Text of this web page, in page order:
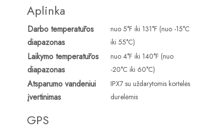
Aplinka
Darbo temperatūros
diapazonas
nuo 5°F iki 131°F (nuo -15°C
iki 55°C)
Laikymo temperatūros
diapazonas
nuo 4°F iki 140°F (nuo
-20°C iki 60°C)
Atsparumo vandeniui
įvertinimas
IPX7 su uždarytomis kortelės
durelėmis
GPS